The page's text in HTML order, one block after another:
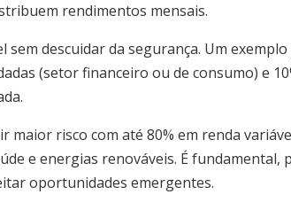
rendimentos mensais.
descuidar da segurança. Um
(setor financeiro ou de consumo) e
maior risco com até 80% em renda
e energias renováveis. É fundamental,
oportunidades emergentes.